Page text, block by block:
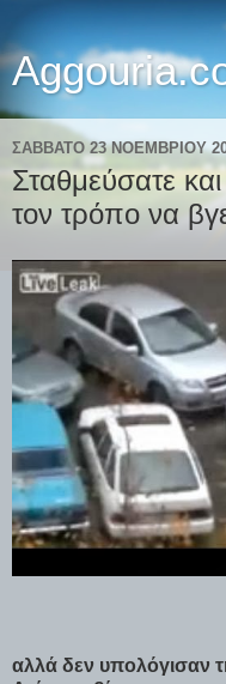
ΣΆΒΒΑΤΟ 23 ΝΟΕΜΒΡΊΟΥ
Σταθμεύσατε
τον τρόπο να
αλλά δεν υπολόγισαν